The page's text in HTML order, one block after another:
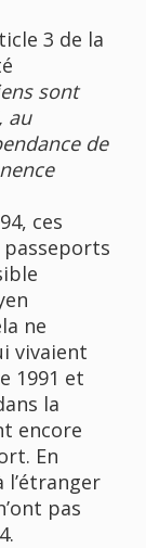
3 de la
sont
au
de
ces
ne
vivaient
1991 et
la
encore
En
l’étranger
pas